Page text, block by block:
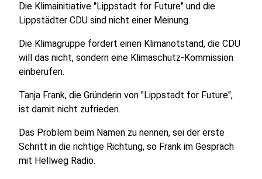
Die Klimainitiative "Lippstadt for Future" und die
Lippstädter CDU sind nicht einer Meinung.
Die Klimagruppe fordert einen Klimanotstand, die CDU
will das nicht, sondern eine Klimaschutz-Kommission
einberufen.
Tanja Frank, die Gründerin von "Lippstadt for Future",
ist damit nicht zufrieden.
Das Problem beim Namen zu nennen, sei der erste
Schritt in die richtige Richtung, so Frank im Gespräch
mit Hellweg Radio.